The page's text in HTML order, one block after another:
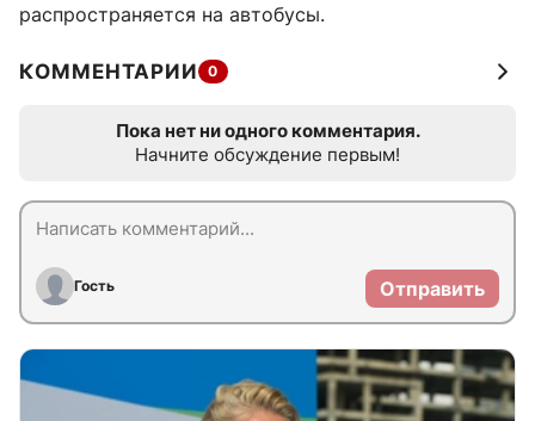
распространяется на автобусы.
КОММЕНТАРИИ 0
Пока нет ни одного комментария.
Начните обсуждение первым!
Гость Отправить